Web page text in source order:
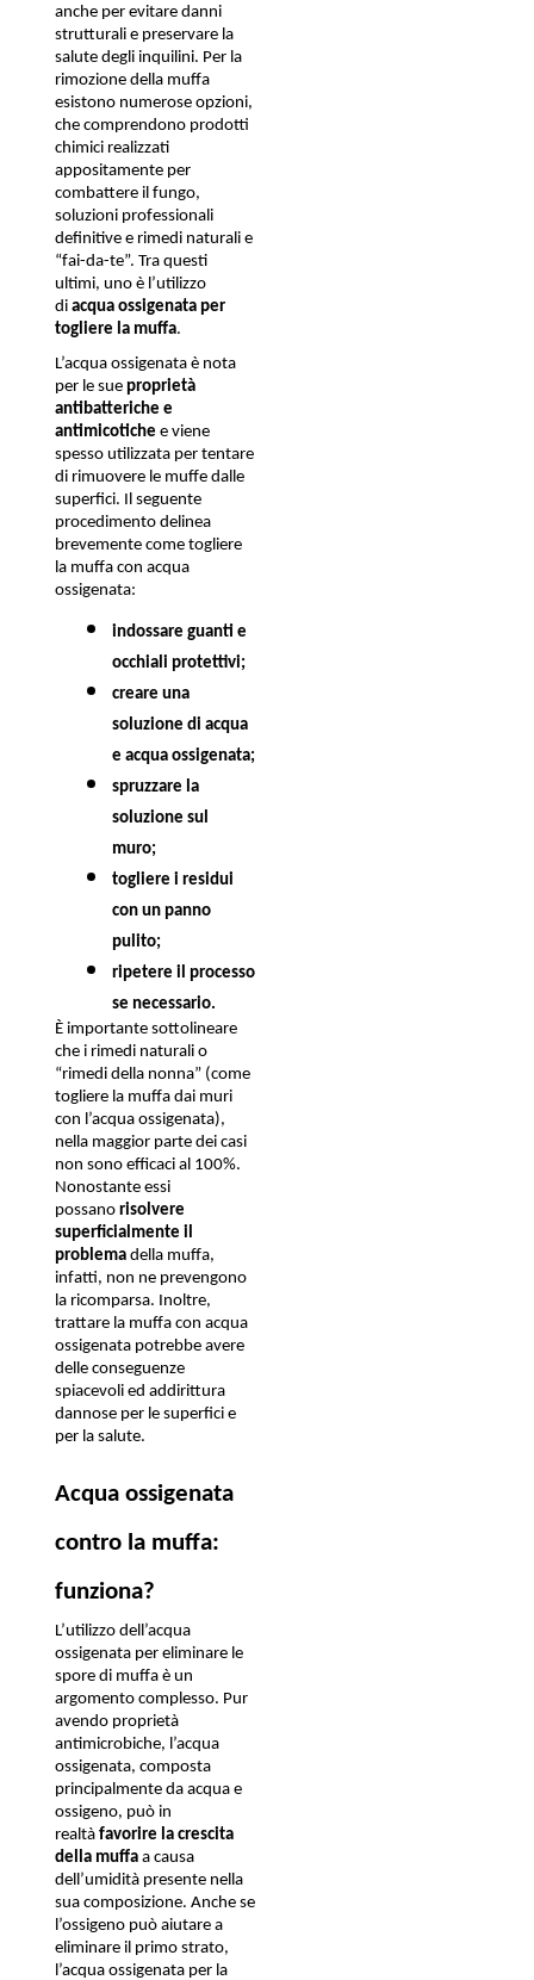
anche per evitare danni
strutturali e preservare la
salute degli inquilini. Per la
rimozione della muffa
esistono numerose opzioni,
che comprendono prodotti
chimici realizzati
appositamente per
combattere il fungo,
soluzioni professionali
definitive e rimedi naturali e
“fai-da-te”. Tra questi
ultimi, uno è l’utilizzo
di acqua ossigenata per
togliere la muffa.
L’acqua ossigenata è nota
per le sue proprietà
antibatteriche e
antimicotiche e viene
spesso utilizzata per tentare
di rimuovere le muffe dalle
superfici. Il seguente
procedimento delinea
brevemente come togliere
la muffa con acqua
ossigenata:
indossare guanti e
occhiali protettivi;
creare una
soluzione di acqua
e acqua ossigenata;
spruzzare la
soluzione sul
muro;
togliere i residui
con un panno
pulito;
ripetere il processo
se necessario.
È importante sottolineare
che i rimedi naturali o
“rimedi della nonna” (come
togliere la muffa dai muri
con l’acqua ossigenata),
nella maggior parte dei casi
non sono efficaci al 100%.
Nonostante essi
possano risolvere
superficialmente il
problema della muffa,
infatti, non ne prevengono
la ricomparsa. Inoltre,
trattare la muffa con acqua
ossigenata potrebbe avere
delle conseguenze
spiacevoli ed addirittura
dannose per le superfici e
per la salute.
Acqua ossigenata
contro la muffa:
funziona?
L’utilizzo dell’acqua
ossigenata per eliminare le
spore di muffa è un
argomento complesso. Pur
avendo proprietà
antimicrobiche, l’acqua
ossigenata, composta
principalmente da acqua e
ossigeno, può in
realtà favorire la crescita
della muffa a causa
dell’umidità presente nella
sua composizione. Anche se
l’ossigeno può aiutare a
eliminare il primo strato,
l’acqua ossigenata per la